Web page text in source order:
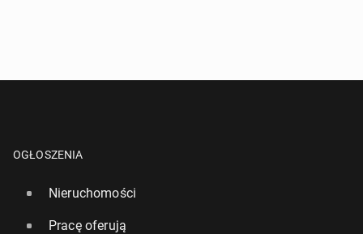
OGŁOSZENIA
Nieruchomości
Pracę oferują